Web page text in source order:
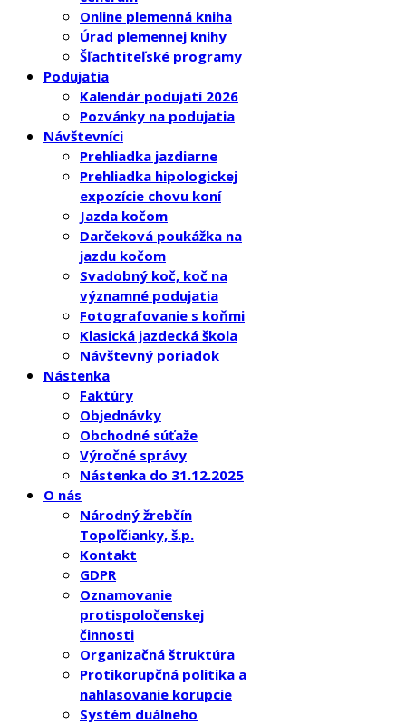
Online plemenná kniha
Úrad plemennej knihy
Šľachtiteľské programy
Podujatia
Kalendár podujatí 2026
Pozvánky na podujatia
Návštevníci
Prehliadka jazdiarne
Prehliadka hipologickej
expozície chovu koní
Jazda kočom
Darčeková poukážka na
jazdu kočom
Svadobný koč, koč na
významné podujatia
Fotografovanie s koňmi
Klasická jazdecká škola
Návštevný poriadok
Nástenka
Faktúry
Objednávky
Obchodné súťaže
Výročné správy
Nástenka do 31.12.2025
O nás
Národný žrebčín
Topoľčianky, š.p.
Kontakt
GDPR
Oznamovanie
protispoločenskej
činnosti
Organizačná štruktúra
Protikorupčná politika a
nahlasovanie korupcie
Systém duálneho